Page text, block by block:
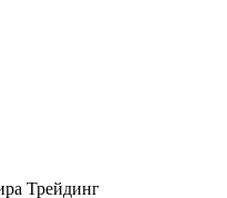
Трейдинг